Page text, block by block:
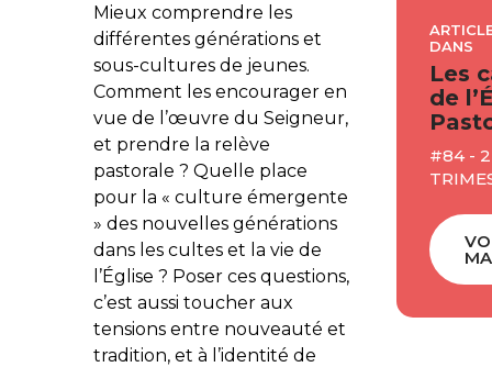
Mieux comprendre les
différentes générations et
sous-cultures de jeunes.
Comment les encourager en
vue de l’œuvre du Seigneur,
et prendre la relève
pastorale ? Quelle place
pour la « culture émergente
» des nouvelles générations
dans les cultes et la vie de
l’Église ? Poser ces questions,
c’est aussi toucher aux
tensions entre nouveauté et
tradition, et à l’identité de
DANS
Les
de
#84 -